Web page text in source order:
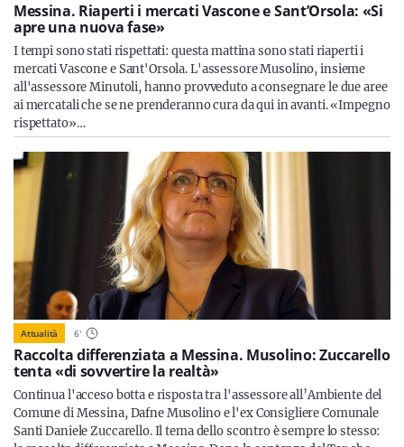
Messina. Riaperti i mercati Vascone e Sant’Orsola: «Si
apre una nuova fase»
I tempi sono stati rispettati: questa mattina sono stati riaperti i
mercati Vascone e Sant'Orsola. L'assessore Musolino, insieme
all'assessore Minutoli, hanno provveduto a consegnare le due aree
ai mercatali che se ne prenderanno cura da qui in avanti. «Impegno
rispettato»…
Attualità 6'
Raccolta differenziata a Messina. Musolino: Zuccarello
tenta «di sovvertire la realtà»
Continua l'acceso botta e risposta tra l'assessore all’Ambiente del
Comune di Messina, Dafne Musolino e l'ex Consigliere Comunale
Santi Daniele Zuccarello. Il tema dello scontro è sempre lo stesso: